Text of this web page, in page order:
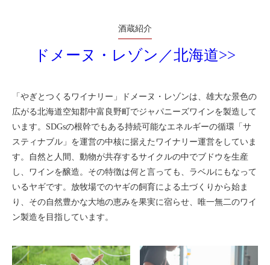
酒蔵紹介
ドメーヌ・レゾン／北海道>>
「やぎとつくるワイナリー」ドメーヌ・レゾンは、雄大な景色の
広がる北海道空知郡中富良野町でジャパニーズワインを製造して
います。SDGsの根幹でもある持続可能なエネルギーの循環「サ
スティナブル」を運営の中核に据えたワイナリー運営をしていま
す。自然と人間、動物が共存するサイクルの中でブドウを生産
し、ワインを醸造。その特徴は何と言っても、ラベルにもなって
いるヤギです。放牧場でのヤギの飼育による土づくりから始ま
り、その自然豊かな大地の恵みを果実に宿らせ、唯一無二のワイ
ン製造を目指しています。